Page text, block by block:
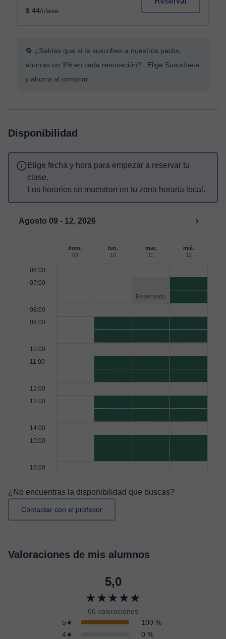
$ 44/clase
🔁 ¿Sabías que si te suscribes a nuestros packs,
ahorras un 3% en cada renovación? Elige Suscríbete
y ahorra al comprar.
Disponibilidad
Elige fecha y hora para empezar a reservar tu
clase.
Los horarios se muestran en tu zona horaria local.
Agosto 09 - 12, 2026
dom.
09
lun.
10
mar.
11
mié.
12
06:00
07:00
Reservado
08:00
09:00
10:00
11:00
12:00
13:00
14:00
15:00
16:00
¿No encuentras la disponibilidad que buscas?
Contactar con el profesor
Valoraciones de mis alumnos
5,0
★★★★★
66 valoraciones
5★
100 %
4★
0 %